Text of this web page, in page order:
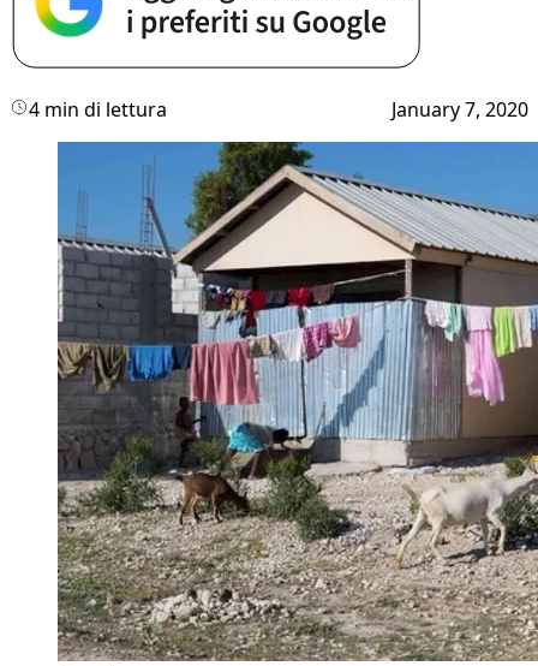
4 min di lettura January 7, 2020